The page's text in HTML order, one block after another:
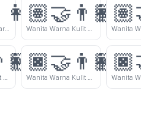
Wanita Dan Pria Warna Kulit Sedang Bergandengan Tangan
👩🏽‍🤝‍👨🏾
Wanita Warna Kulit Sedang Dan Pria Warna Kulit Sedang Bergandengan Tangan
Wanita Warna Kulit Gelap Dan Pria Warna Kulit Cerah Bergandengan Tangan
👩🏿‍🤝‍👨🏼
Wanita Warna Kulit Gelap Dan Pria Warna Kulit Cerah-Sedang Bergandengan Tangan